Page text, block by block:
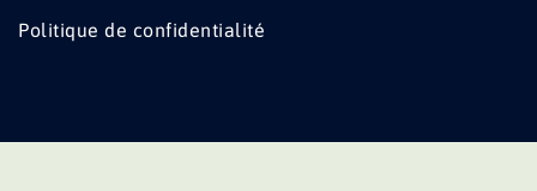
Politique de confidentialité